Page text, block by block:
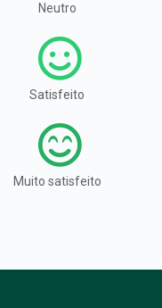
Neutro
Satisfeito
Muito satisfeito